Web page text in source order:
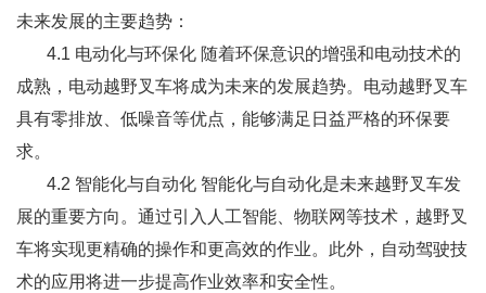
未来发展的主要趋势：
4.1 电动化与环保化 随着环保意识的增强和电动技术的
成熟，电动越野叉车将成为未来的发展趋势。电动越野叉车
具有零排放、低噪音等优点，能够满足日益严格的环保要
求。
4.2 智能化与自动化 智能化与自动化是未来越野叉车发
展的重要方向。通过引入人工智能、物联网等技术，越野叉
车将实现更精确的操作和更高效的作业。此外，自动驾驶技
术的应用将进一步提高作业效率和安全性。